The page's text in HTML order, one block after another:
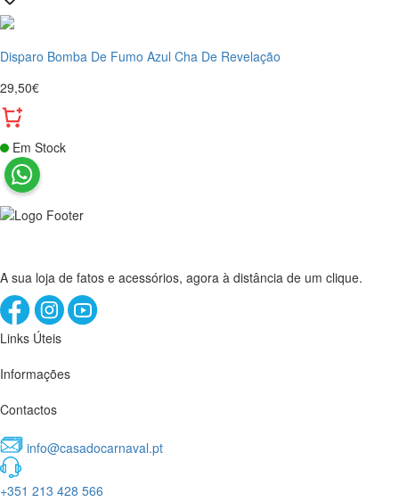
Disparo Bomba De Fumo Azul Cha De Revelação
29,50€
Em Stock
A sua loja de fatos e acessórios, agora à distância de um clique.
Links Úteis
Informações
Contactos
info@casadocarnaval.pt
+351 213 428 566